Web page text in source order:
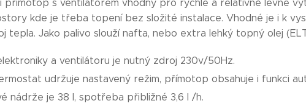
přímotop s ventilátorem vhodný pro rychle a relativně levné
kde je třeba topení bez složité instalace. Vhodné je i k
tepla. Jako palivo slouží nafta, nebo extra lehký topný olej
a ventilátoru je nutný zdroj 230v/50Hz.
udržuje nastavený režim, přímotop obsahuje i funkci
nádrže je 38 l, spotřeba přibližné 3,6 l /h.